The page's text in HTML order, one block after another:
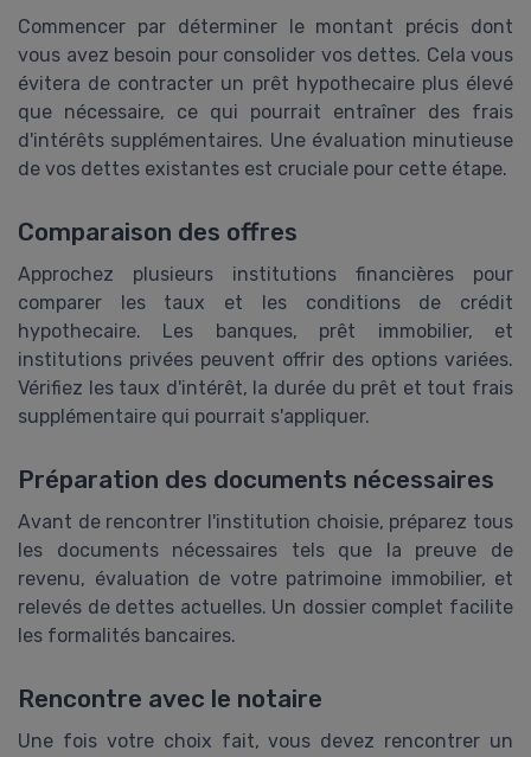
Commencer par déterminer le montant précis dont
vous avez besoin pour consolider vos dettes. Cela vous
évitera de contracter un prêt hypothecaire plus élevé
que nécessaire, ce qui pourrait entraîner des frais
d'intérêts supplémentaires. Une évaluation minutieuse
de vos dettes existantes est cruciale pour cette étape.
Comparaison des offres
Approchez plusieurs institutions financières pour
comparer les taux et les conditions de crédit
hypothecaire. Les banques, prêt immobilier, et
institutions privées peuvent offrir des options variées.
Vérifiez les taux d'intérêt, la durée du prêt et tout frais
supplémentaire qui pourrait s'appliquer.
Préparation des documents nécessaires
Avant de rencontrer l'institution choisie, préparez tous
les documents nécessaires tels que la preuve de
revenu, évaluation de votre patrimoine immobilier, et
relevés de dettes actuelles. Un dossier complet facilite
les formalités bancaires.
Rencontre avec le notaire
Une fois votre choix fait, vous devez rencontrer un